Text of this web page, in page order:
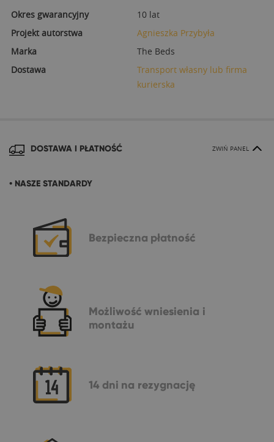
Okres gwarancyjny
10 lat
Projekt autorstwa
Agnieszka Przybyła
Marka
The Beds
Dostawa
Transport własny lub firma
kurierska
DOSTAWA I PŁATNOŚĆ ZWIŃ PANEL
• NASZE STANDARDY
Bezpieczna płatność
Możliwość wniesienia i
montażu
14 dni na rezygnację